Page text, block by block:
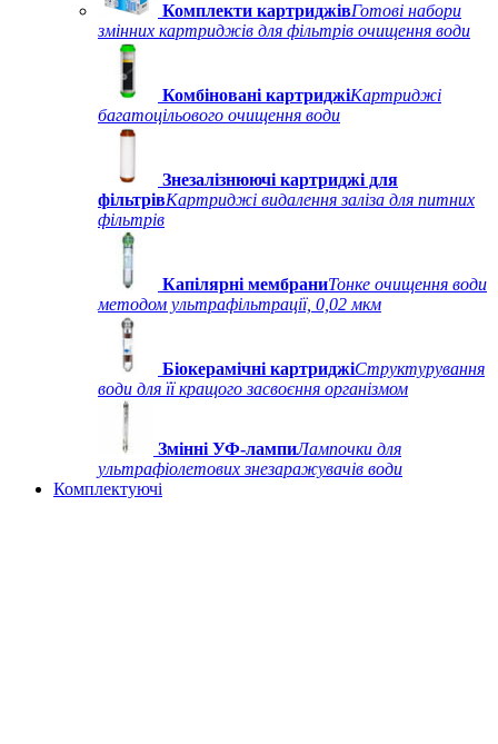
Комплекти картриджівГотові набори
змінних картриджів для фільтрів очищення води
Комбіновані картриджіКартриджі
багатоцільового очищення води
Знезалізнюючі картриджі для
фільтрівКартриджі видалення заліза для питних
фільтрів
Капілярні мембраниТонке очищення води
методом ультрафільтрації, 0,02 мкм
Біокерамічні картриджіСтруктурування
води для її кращого засвоєння організмом
Змінні УФ-лампиЛампочки для
ультрафіолетових знезаражувачів води
Комплектуючі